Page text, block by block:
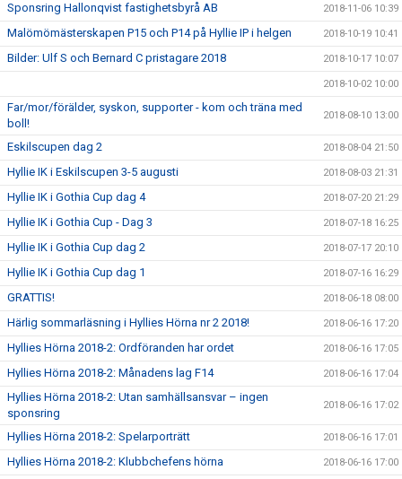
Sponsring Hallonqvist fastighetsbyrå AB 2018-11-06 10:39
Malömömästerskapen P15 och P14 på Hyllie IP i helgen 2018-10-19 10:41
Bilder: Ulf S och Bernard C pristagare 2018 2018-10-17 10:07
2018-10-02 10:00
Far/mor/förälder, syskon, supporter - kom och träna med
boll!
2018-08-10 13:00
Eskilscupen dag 2 2018-08-04 21:50
Hyllie IK i Eskilscupen 3-5 augusti 2018-08-03 21:31
Hyllie IK i Gothia Cup dag 4 2018-07-20 21:29
Hyllie IK i Gothia Cup - Dag 3 2018-07-18 16:25
Hyllie IK i Gothia Cup dag 2 2018-07-17 20:10
Hyllie IK i Gothia Cup dag 1 2018-07-16 16:29
GRATTIS! 2018-06-18 08:00
Härlig sommarläsning i Hyllies Hörna nr 2 2018! 2018-06-16 17:20
Hyllies Hörna 2018-2: Ordföranden har ordet 2018-06-16 17:05
Hyllies Hörna 2018-2: Månadens lag F14 2018-06-16 17:04
Hyllies Hörna 2018-2: Utan samhällsansvar – ingen
sponsring
2018-06-16 17:02
Hyllies Hörna 2018-2: Spelarporträtt 2018-06-16 17:01
Hyllies Hörna 2018-2: Klubbchefens hörna 2018-06-16 17:00